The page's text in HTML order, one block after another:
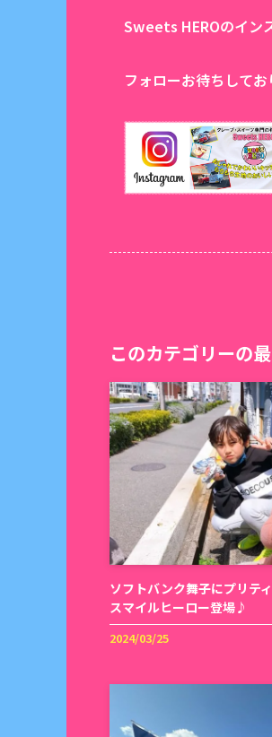
Sweets HEROのイン
フォローお待ちしてお
このカテゴリーの
ソフトバンク舞子にプリテ
スマイルヒーロー登場♪
2024/03/25